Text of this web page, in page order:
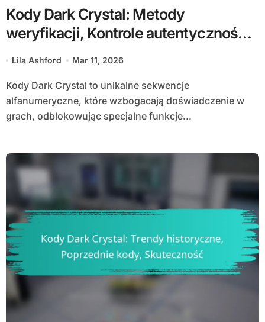
Kody Dark Crystal: Metody
weryfikacji, Kontrole autentyczności,
Oszustwa
Lila Ashford Mar 11, 2026
Kody Dark Crystal to unikalne sekwencje
alfanumeryczne, które wzbogacają doświadczenie w
grach, odblokowując specjalne funkcje...